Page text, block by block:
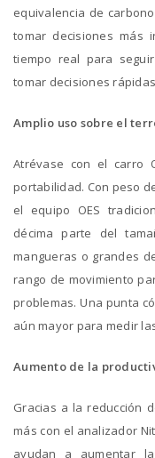
equivalencia de
tomar decisiones más
tiempo real para
tomar decisiones
Amplio uso sobre el
Atrévase con el carro
portabilidad. Con peso
el equipo OES
décima parte del
mangueras o grandes
rango de movimiento
problemas. Una punta
aún mayor para medir
Aumento de la
Gracias a la reducción
más con el analizador
ayudan a aumentar